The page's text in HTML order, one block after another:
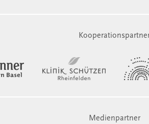
Medienpartner